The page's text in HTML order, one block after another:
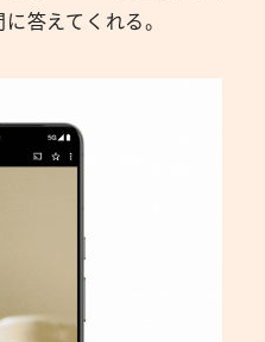
答えてくれる。